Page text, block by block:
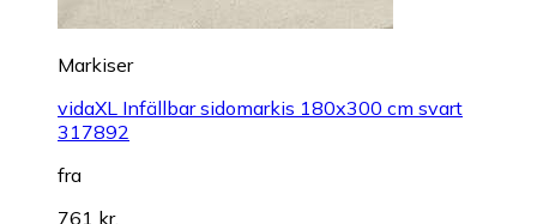
Markiser
vidaXL Infällbar sidomarkis 180x300 cm svart
317892
fra
761 kr.